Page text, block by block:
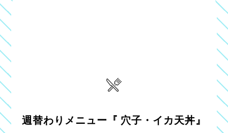
週替わりメニュー『 穴子・イカ天丼』